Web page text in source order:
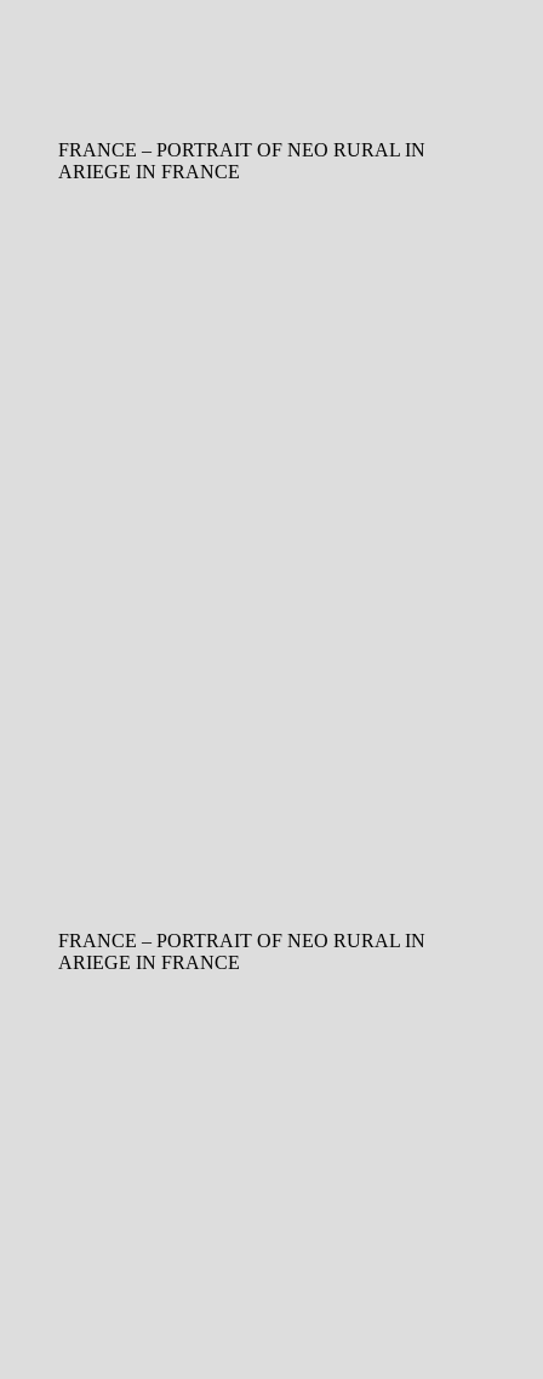
FRANCE – PORTRAIT OF NEO RURAL IN
ARIEGE IN FRANCE
FRANCE – PORTRAIT OF NEO RURAL IN
ARIEGE IN FRANCE